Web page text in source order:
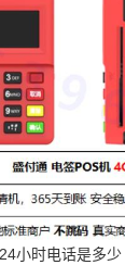
小时电话是多少